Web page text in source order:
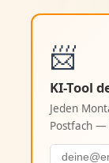
📨
KI-Tool
Jeden
Postfach —